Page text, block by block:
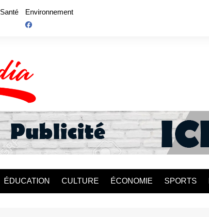
Santé Environnement
ÉDUCATION CULTURE ÉCONOMIE SPORTS